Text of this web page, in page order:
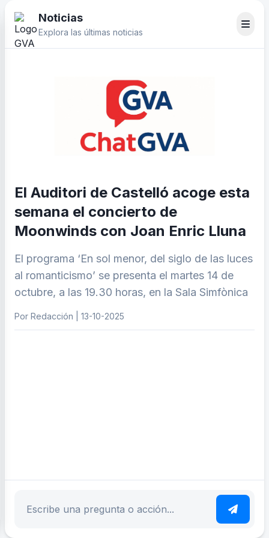
Noticias
Explora las últimas noticias
El Auditori de Castelló acoge esta
semana el concierto de
Moonwinds con Joan Enric Lluna
El programa ‘En sol menor, del siglo de las luces
al romanticismo’ se presenta el martes 14 de
octubre, a las 19.30 horas, en la Sala Simfònica
Por Redacción | 13-10-2025
Escribe tu pregunta